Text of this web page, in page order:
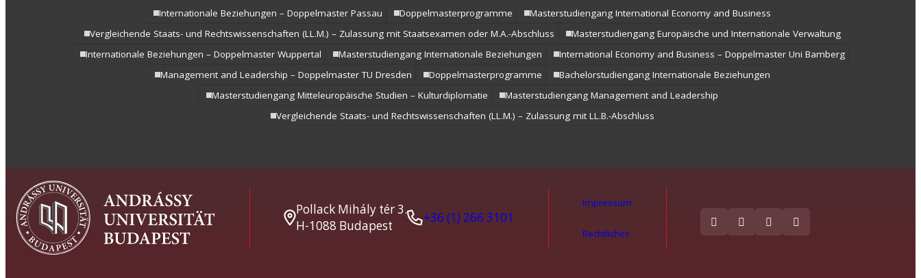
Internationale Beziehungen – Doppelmaster Passau Doppelmasterprogramme
Masterstudiengang International Economy and Business
Vergleichende Staats- und Rechtswissenschaften (LL.M.) – Zulassung mit Staatsexamen oder M.A.-Abschluss
Masterstudiengang Europäische und Internationale Verwaltung
Internationale Beziehungen – Doppelmaster Wuppertal
Masterstudiengang Internationale Beziehungen
International Economy and Business – Doppelmaster Uni Bamberg
Management and Leadership – Doppelmaster TU Dresden
Doppelmasterprogramme
Bachelorstudiengang Internationale Beziehungen
Masterstudiengang Mitteleuropäische Studien – Kulturdiplomatie
Masterstudiengang Management and Leadership
Vergleichende Staats- und Rechtswissenschaften (LL.M.) – Zulassung mit LL.B.-Abschluss
Pollack Mihály tér 3.
H-1088 Budapest
+36 (1) 266 3101
Impressum
Rechtliches